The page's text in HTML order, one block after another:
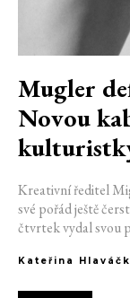
Mugler
Novou
Kreativní ředitel
své pořád ještě
čtvrtek vydal svou
do módního domu
Kateřina